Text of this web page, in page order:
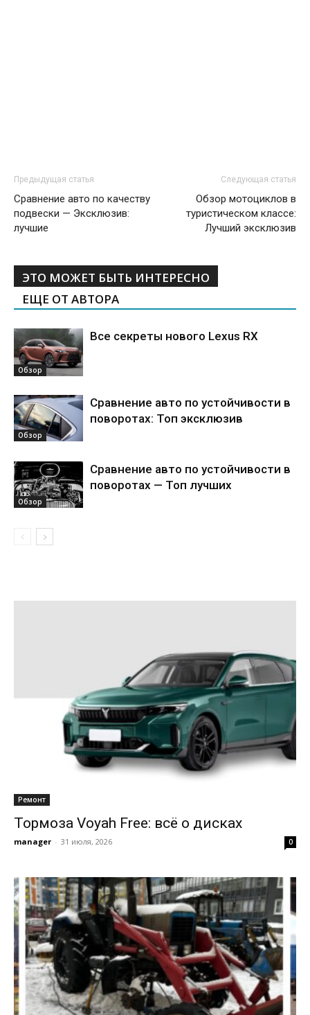
Предыдущая статья
Сравнение авто по качеству
подвески — Эксклюзив:
лучшие
Следующая статья
Обзор мотоциклов в
туристическом классе:
Лучший эксклюзив
ЭТО МОЖЕТ БЫТЬ ИНТЕРЕСНО
ЕЩЕ ОТ АВТОРА
Обзор
Все секреты нового Lexus RX
Обзор
Сравнение авто по устойчивости в
поворотах: Топ эксклюзив
Обзор
Сравнение авто по устойчивости в
поворотах — Топ лучших
Ремонт
Тормоза Voyah Free: всё о дисках
manager - 31 июля, 2026 0